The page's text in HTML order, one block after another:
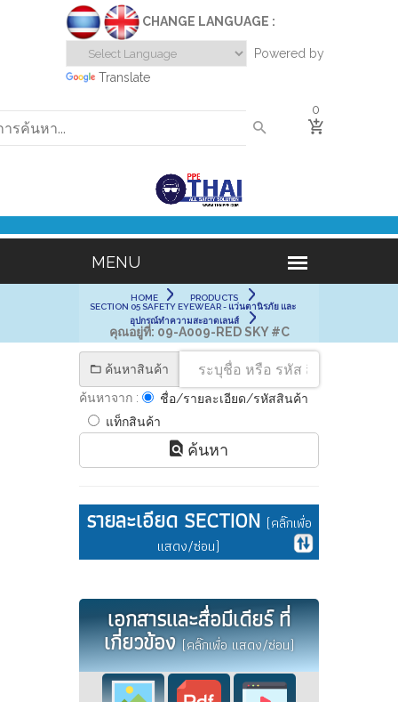
CHANGE LANGUAGE :
Powered by
Translate
0
HOME
PRODUCTS
SECTION 05 SAFETY EYEWEAR - แว่นตานิรภัย และ
อุปกรณ์ทำความสะอาดเลนส์
คุณอยู่ที่: 09-A009-RED SKY #C
ค้นหาสินค้า
ค้นหาจาก :
ชื่อ/รายละเอียด/รหัสสินค้า
แท็กสินค้า
ค้นหา
รายละเอียด SECTION (คลิ๊กเพื่อ
แสดง/ซ่อน)
เอกสารและสื่อมีเดียร์ ที่
เกี่ยวข้อง(คลิ๊กเพื่อ แสดง/ซ่อน)